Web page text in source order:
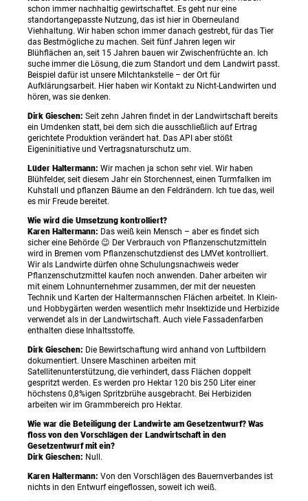
schon immer nachhaltig gewirtschaftet. Es geht nur eine
standortangepasste Nutzung, das ist hier in Oberneuland
Viehhaltung. Wir haben schon immer danach gestrebt, für das Tier
das Bestmögliche zu machen. Seit fünf Jahren legen wir
Blühflächen an, seit 15 Jahren bauen wir Zwischenfrüchte an. Ich
suche immer die Lösung, die zum Standort und dem Landwirt passt.
Beispiel dafür ist unsere Milchtankstelle – der Ort für
Aufklärungsarbeit. Hier haben wir Kontakt zu Nicht-Landwirten und
hören, was sie denken.
Dirk Gieschen: Seit zehn Jahren findet in der Landwirtschaft bereits
ein Umdenken statt, bei dem sich die ausschließlich auf Ertrag
gerichtete Produktion verändert hat. Das API aber stößt
Eigeninitiative und Vertragsnaturschutz um.
Lüder Haltermann: Wir machen ja schon sehr viel. Wir haben
Blühfelder, seit diesem Jahr ein Storchennest, einen Turmfalken im
Kuhstall und pflanzen Bäume an den Feldrändern. Ich tue das, weil
es mir Freude bereitet.
Wie wird die Umsetzung kontrolliert?
Karen Haltermann: Das weiß kein Mensch – aber es findet sich
sicher eine Behörde 😉 Der Verbrauch von Pflanzenschutzmitteln
wird in Bremen vom Pflanzenschutzdienst des LMVet kontrolliert.
Wir als Landwirte dürfen ohne Schulungsnachweis weder
Pflanzenschutzmittel kaufen noch anwenden. Daher arbeiten wir
mit einem Lohnunternehmer zusammen, der mit der neuesten
Technik und Karten der Haltermannschen Flächen arbeitet. In Klein-
und Hobbygärten werden wesentlich mehr Insektizide und Herbizide
verwendet als in der Landwirtschaft. Auch viele Fassadenfarben
enthalten diese Inhaltsstoffe.
Dirk Gieschen: Die Bewirtschaftung wird anhand von Luftbildern
dokumentiert. Unsere Maschinen arbeiten mit
Satellitenunterstützung, die verhindert, dass Flächen doppelt
gespritzt werden. Es werden pro Hektar 120 bis 250 Liter einer
höchstens 0,8%igen Spritzbrühe ausgebracht. Bei Herbiziden
arbeiten wir im Grammbereich pro Hektar.
Wie war die Beteiligung der Landwirte am Gesetzentwurf? Was
floss von den Vorschlägen der Landwirtschaft in den
Gesetzentwurf mit ein?
Dirk Gieschen: Null.
Karen Haltermann: Von den Vorschlägen des Bauernverbandes ist
nichts in den Entwurf eingeflossen, soweit ich weiß.